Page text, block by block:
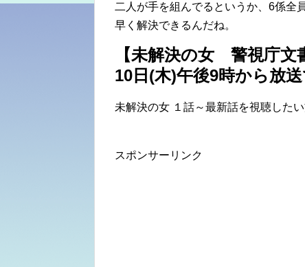
二人が手を組んでるというか、6係全
早く解決できるんだね。
【未解決の女 警視庁文
10日(木)午後9時から放
未解決の女 １話～最新話を視聴した
スポンサーリンク